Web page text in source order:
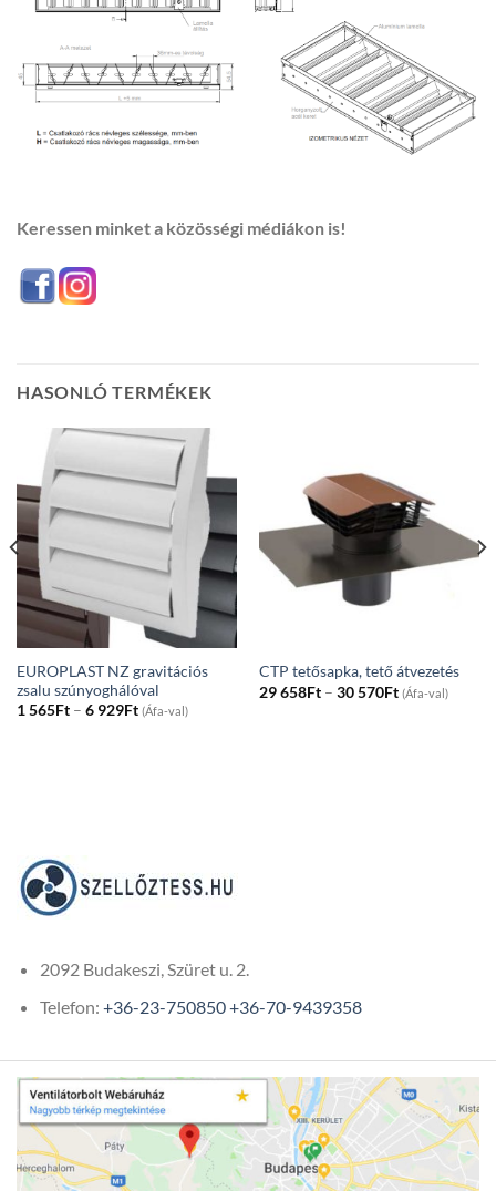
Keressen minket a közösségi médiákon is!
HASONLÓ TERMÉKEK
EUROPLAST NZ gravitációs
zsalu szúnyoghálóval
1 565Ft – 6 929FtPrice
range:
(Áfa-val)
CTP tetősapka, tető átvezetés
29 658Ft – 30 570FtPrice
range:
(Áfa-val)
2092 Budakeszi, Szüret u. 2.
Telefon: +36-23-750850+36-70-9439358